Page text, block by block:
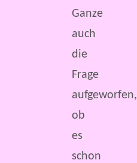
Ganze
auch
die
Frage
aufgeworfen,
ob
es
schon